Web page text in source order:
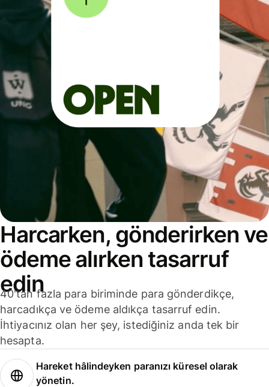
Harcarken, gönderirken ve
ödeme alırken tasarruf
edin
40'tan fazla para biriminde para gönderdikçe,
harcadıkça ve ödeme aldıkça tasarruf edin.
İhtiyacınız olan her şey, istediğiniz anda tek bir
hesapta.
Hareket hâlindeyken paranızı küresel olarak
yönetin.